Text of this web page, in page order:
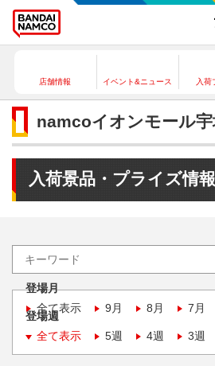
店舗情報 イベント&ニュース 入荷
namcoイオンモール宇
入荷景品・プライズ情報
登場月
全て表示
9月 8月 7月
登場週
全て表示
5週 4週 3週